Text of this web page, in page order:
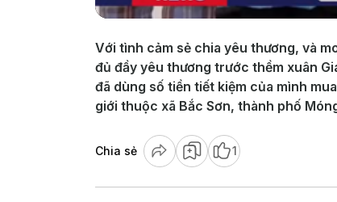
Với tình cảm sẻ chia yêu thương, và
đủ đầy yêu thương trước thềm xuân
đã dùng số tiền tiết kiệm của mình
giới thuộc xã Bắc Sơn, thành phố
Chia sẻ 1